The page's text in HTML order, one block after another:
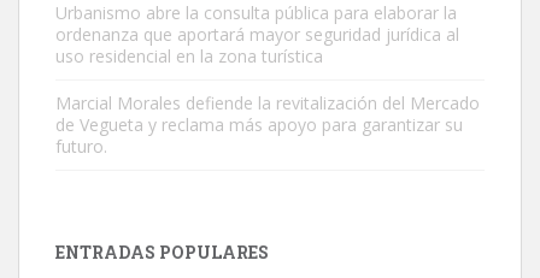
Leales.org » Gran Canaria | 9.7.2025
Urbanismo abre la consulta pública para elaborar la
ordenanza que aportará mayor seguridad jurídica al
uso residencial en la zona turística
Marcial Morales defiende la revitalización del Mercado
de Vegueta y reclama más apoyo para garantizar su
futuro.
ENTRADAS POPULARES